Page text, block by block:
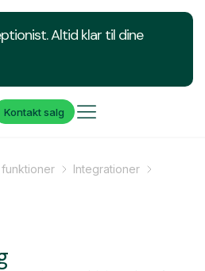
Altid klar til dine
Kontakt salg
Integrationer